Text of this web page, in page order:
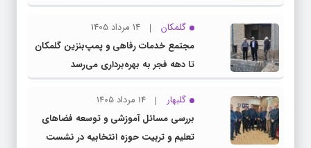
گلمکان
14 مرداد 1405
مجتمع خدمات رفاهی و پمپ‌بنزین گلمکان
تا دهه فجر به بهره‌برداری می‌رسد
گلبهار
14 مرداد 1405
بررسی مسائل آموزشی و توسعه فضاهای
تعلیم و تربیت حوزه انتخابیه در نشست